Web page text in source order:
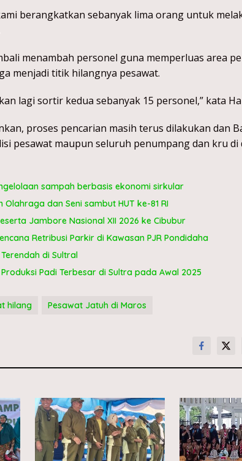
berangkatkan sebanyak lima orang untuk
menambah personel guna memperluas area
menjadi titik hilangnya pesawat.
lagi sortir kedua sebanyak 15 personel,” kata
proses pencarian masih terus dilakukan dan
pesawat maupun seluruh penumpang dan kru di
sampah berbasis ekonomi sirkular
dan Seni sambut HUT ke-81 RI
Jambore Nasional XII 2026 ke Cibubur
Retribusi Parkir di Kawasan PJR Pondidaha
di Sultral
Padi Terbesar di Sultra pada Awal 2025
hilang Pesawat Jatuh di Maros